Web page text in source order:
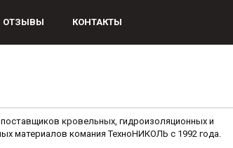
ОТЗЫВЫ КОНТАКТЫ
кровельных, гидроизоляционных и
материалов комания ТехноНИКОЛЬ с 1992 года.